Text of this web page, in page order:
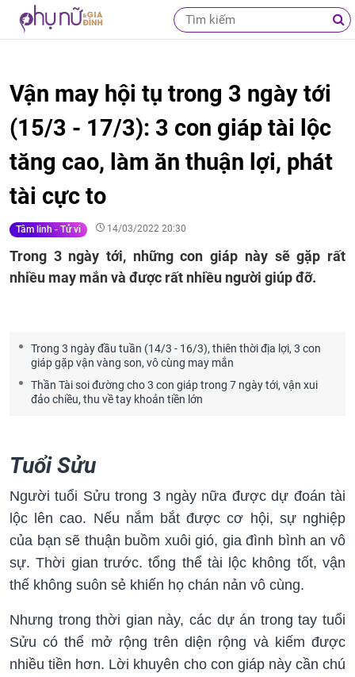
Vận may hội tụ trong 3 ngày tới
(15/3 - 17/3): 3 con giáp tài lộc
tăng cao, làm ăn thuận lợi, phát
tài cực to
Tâm linh - Tử vi 14/03/2022 20:30
Trong 3 ngày tới, những con giáp này sẽ gặp rất
nhiều may mắn và được rất nhiều người giúp đỡ.
Trong 3 ngày đầu tuần (14/3 - 16/3), thiên thời địa lợi, 3 con
giáp gặp vận vàng son, vô cùng may mắn
Thần Tài soi đường cho 3 con giáp trong 7 ngày tới, vận xui
đảo chiều, thu về tay khoản tiền lớn
Tuổi Sửu
Người tuổi Sửu trong 3 ngày nữa được dự đoán tài
lộc lên cao. Nếu nắm bắt được cơ hội, sự nghiệp
của bạn sẽ thuận buồm xuôi gió, gia đình bình an vô
sự. Thời gian trước. tổng thể tài lộc không tốt, vận
thế không suôn sẻ khiến họ chán nản vô cùng.
Nhưng trong thời gian này, các dự án trong tay tuổi
Sửu có thể mở rộng trên diện rộng và kiếm được
nhiều tiền hơn. Lời khuyên cho con giáp này cần chú